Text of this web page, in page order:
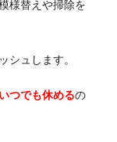
様替えや掃除を
シュします。
つでも休めるの